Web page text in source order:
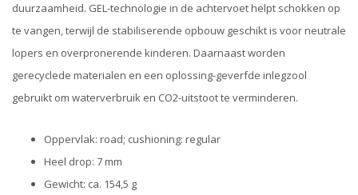
duurzaamheid. GEL-technologie in de achtervoet helpt schokken op
te vangen, terwijl de stabiliserende opbouw geschikt is voor neutrale
lopers en overpronerende kinderen. Daarnaast worden
gerecyclede materialen en een oplossing-geverfde inlegzool
gebruikt om waterverbruik en CO2-uitstoot te verminderen.
Oppervlak: road; cushioning: regular
Heel drop: 7 mm
Gewicht: ca. 154,5 g